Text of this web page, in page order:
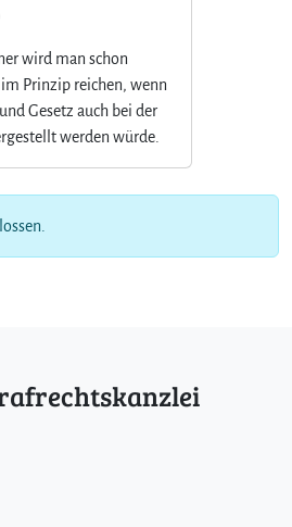
wird man schon
Prinzip reichen, wenn
Gesetz auch bei der
werden würde.